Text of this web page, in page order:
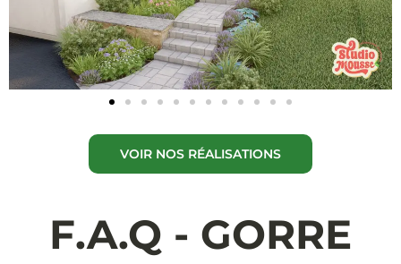
VOIR NOS RÉALISATIONS
F.A.Q - GORRE